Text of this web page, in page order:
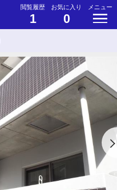
閲覧履歴
1
お気に入り
0
メニュー